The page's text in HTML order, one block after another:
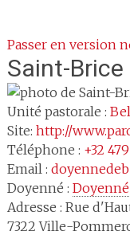
Passer en version
Saint-Brice
Unité pastorale :
Site: http://
Téléphone : +32
Email :
Doyenné : Doyenné
Adresse : Rue
7322 Ville-